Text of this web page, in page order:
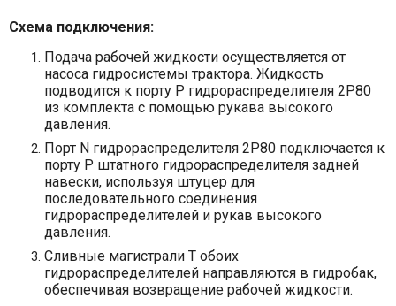
Схема подключения:
Подача рабочей жидкости осуществляется от
насоса гидросистемы трактора. Жидкость
подводится к порту P гидрораспределителя 2Р80
из комплекта с помощью рукава высокого
давления.
Порт N гидрораспределителя 2Р80 подключается к
порту P штатного гидрораспределителя задней
навески, используя штуцер для
последовательного соединения
гидрораспределителей и рукав высокого
давления.
Сливные магистрали T обоих
гидрораспределителей направляются в гидробак,
обеспечивая возвращение рабочей жидкости.